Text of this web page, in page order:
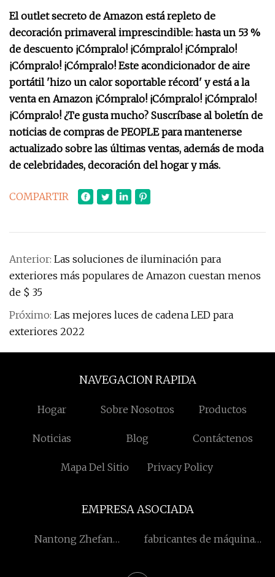
El outlet secreto de Amazon está repleto de
decoración primaveral imprescindible: hasta un 53 %
de descuento ¡Cómpralo! ¡Cómpralo! ¡Cómpralo!
¡Cómpralo! ¡Cómpralo! Este acondicionador de aire
portátil 'hizo un calor soportable récord' y está a la
venta en Amazon ¡Cómpralo! ¡Cómpralo! ¡Cómpralo!
¡Cómpralo! ¿Te gusta mucho? Suscríbase al boletín de
noticias de compras de PEOPLE para mantenerse
actualizado sobre las últimas ventas, además de moda
de celebridades, decoración del hogar y más.
COMPARTIR
Anterior: Las soluciones de iluminación para
exteriores más populares de Amazon cuestan menos
de $ 35
Próximo: Las mejores luces de cadena LED para
exteriores 2022
NAVEGACION RAPIDA
Hogar Sobre Nosotros Productos
Noticias Blog Contáctenos
Mapa Del Sitio Privacy Policy
EMPRESA ASOCIADA
Nantong Zhefan
fabricantes de máquinas